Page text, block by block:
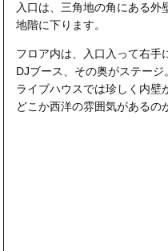
入口は、三角地の角にある外
地階に下ります。
フロア内は、入口入って右手
DJブース、その奥がステージ
ライブハウスでは珍しく内壁
どこか西洋の雰囲気があるの